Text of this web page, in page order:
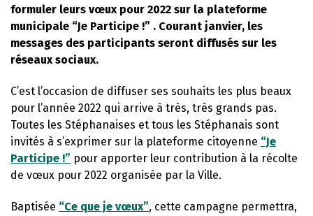
formuler leurs vœux pour 2022 sur la plateforme
municipale “Je Participe !” . Courant janvier, les
messages des participants seront diffusés sur les
réseaux sociaux.
C’est l’occasion de diffuser ses souhaits les plus beaux
pour l’année 2022 qui arrive à très, très grands pas.
Toutes les Stéphanaises et tous les Stéphanais sont
invités à s’exprimer sur la plateforme citoyenne “Je
Participe !” pour apporter leur contribution à la récolte
de vœux pour 2022 organisée par la Ville.
Baptisée “Ce que je vœux”, cette campagne permettra,